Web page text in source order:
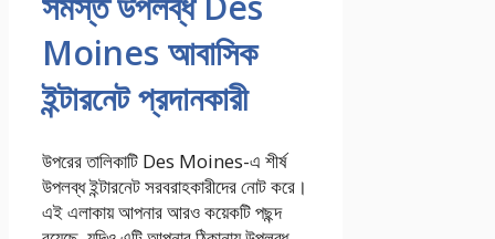
Moines আবাসিক
ইন্টারনেট প্রদানকারী
উপরের তালিকাটি Des Moines-এ শীর্ষ
উপলব্ধ ইন্টারনেট সরবরাহকারীদের নোট করে।
এই এলাকায় আপনার আরও কয়েকটি পছন্দ